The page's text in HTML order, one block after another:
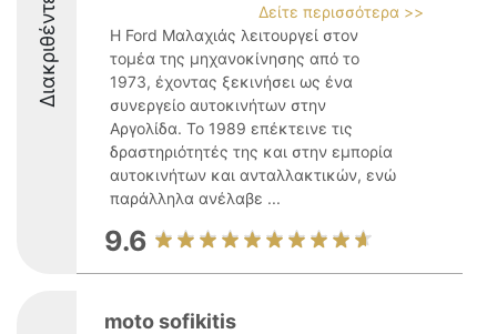
Διακριθέντες
Δείτε περισσότερα >>
Η Ford Μαλαχιάς λειτουργεί στον
τομέα της μηχανοκίνησης από το
1973, έχοντας ξεκινήσει ως ένα
συνεργείο αυτοκινήτων στην
Αργολίδα. Το 1989 επέκτεινε τις
δραστηριότητές της και στην εμπορία
αυτοκινήτων και ανταλλακτικών, ενώ
παράλληλα ανέλαβε ...
9.6
moto sofikitis